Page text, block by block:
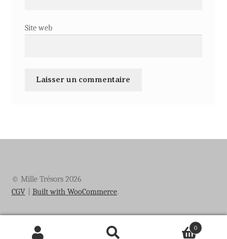
Site web
© Mille Trésors 2026
CGV
Built with WooCommerce.
0